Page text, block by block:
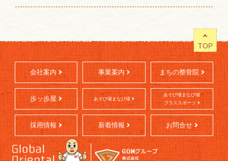
TOP
会社案内 事業案内 まちの整骨院
歩ッ歩屋 あそび場まなび場
あそび場まなび場
プラススポーツ
採用情報 新着情報 お問合せ